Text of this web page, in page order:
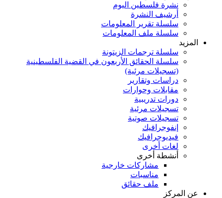
نشرة فلسطين اليوم
أرشيف النشرة
سلسلة تقرير المعلومات
سلسلة ملف المعلومات
المزيد
سلسلة ترجمات الزيتونة
سلسلة الحقائق الأربعون في القضية الفلسطينية
(تسجيلات مرئية)
دراسات وتقارير
مقابلات وحوارات
دورات تدريبية
تسجيلات مرئية
تسجيلات صوتية
إنفوجرافيك
فيديوجرافيك
لغات أخرى
أنشطة أخرى
مشاركات خارجية
مناسبات
ملف حقائق
عن المركز